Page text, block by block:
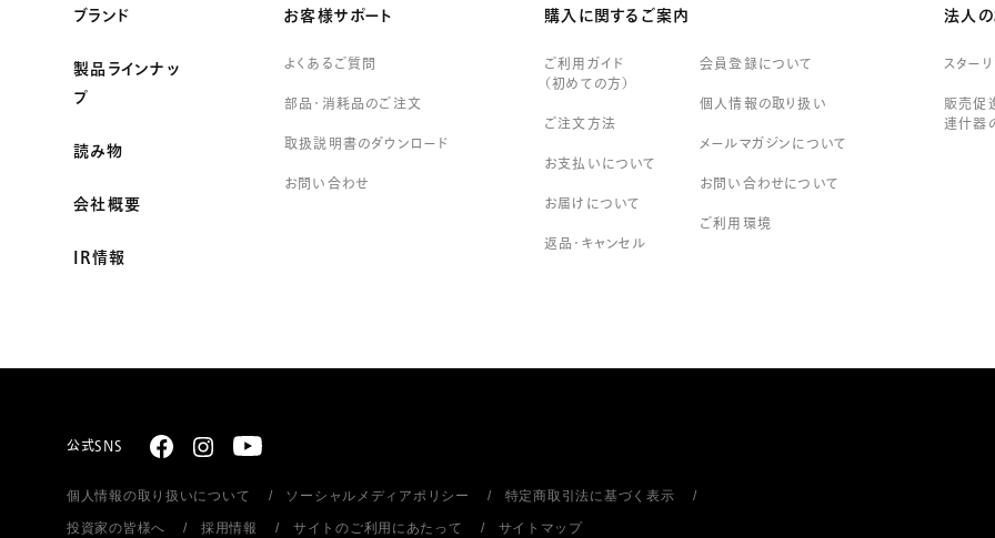
ブランド
製品ラインナッ
プ
読み物
会社概要
IR情報
お客様サポート
よくあるご質問
部品・消耗品のご注文
取扱説明書のダウンロード
お問い合わせ
購入に関するご案内
ご利用ガイド
（初めての方）
ご注文方法
お支払いについて
お届けについて
返品・キャンセル
会員登録について
個人情報の取り扱い
メールマガジンについて
お問い合わせについて
ご利用環境
法人
スター
販売促
連什器
公式SNS
個人情報の取り扱いについて ソーシャルメディアポリシー 特定商取引法に基づく表示
投資家の皆様へ 採用情報 サイトのご利用にあたって サイトマップ